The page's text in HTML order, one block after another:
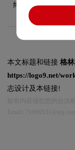
终与时俱进，历久
本文标题和链接 格
https://logo9.net/
志设计及本链接!